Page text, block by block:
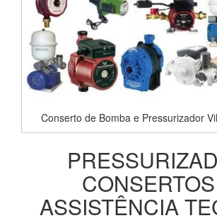
Conserto de Bomba e Pressurizador
ASSISTÊNCIA